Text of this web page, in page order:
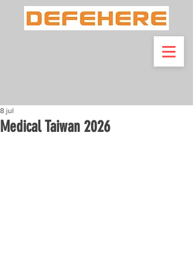
Medical Taiwan 2026
8 jul